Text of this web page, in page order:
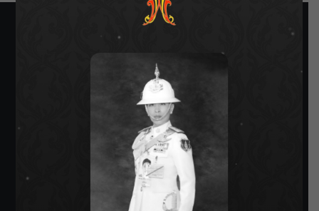
SIAMRATH VARIETY
THE BEST ENTERTAINMENT